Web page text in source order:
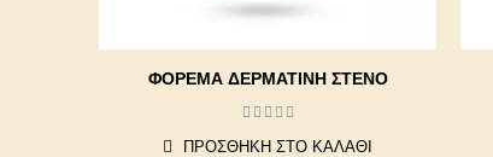
ΦΟΡΕΜΑ ΔΕΡΜΑΤΙΝΗ ΣΤΕΝΟ
ΠΡΟΣΘΉΚΗ ΣΤΟ ΚΑΛΆΘΙ